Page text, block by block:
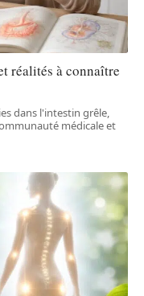
réalités à connaître
dans l'intestin grêle,
médicale et